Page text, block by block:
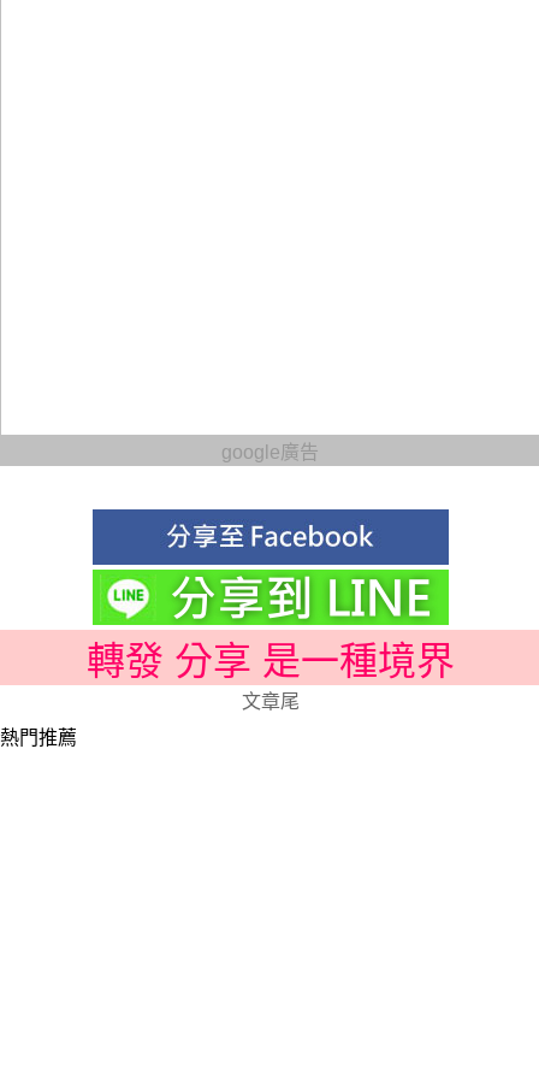
google廣告
轉發 分享 是一種境界
文章尾
熱門推薦